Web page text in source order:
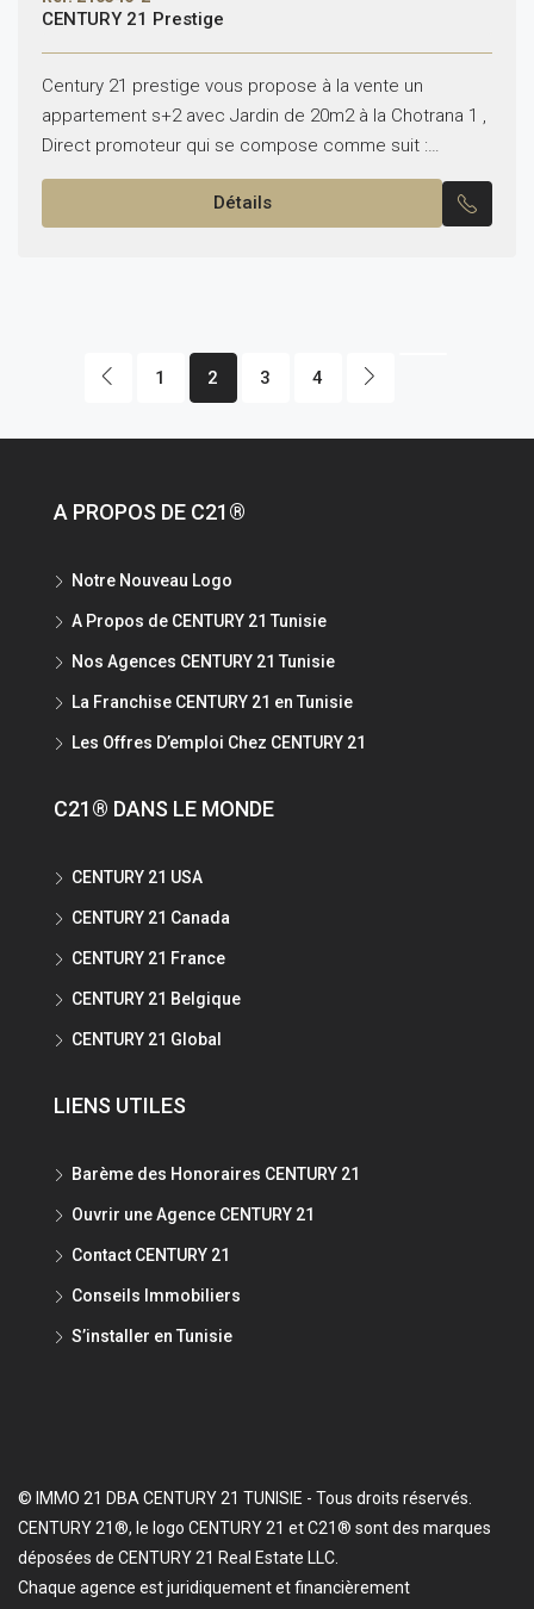
CENTURY 21 Prestige
Century 21 prestige vous propose à la vente un
appartement s+2 avec Jardin de 20m2 à la Chotrana 1 ,
Direct promoteur qui se compose comme suit :
Espace jour : -Salon...
Détails
1 2 3 4
A PROPOS DE C21®
Notre Nouveau Logo
A Propos de CENTURY 21 Tunisie
Nos Agences CENTURY 21 Tunisie
La Franchise CENTURY 21 en Tunisie
Les Offres D’emploi Chez CENTURY 21
C21® DANS LE MONDE
CENTURY 21 USA
CENTURY 21 Canada
CENTURY 21 France
CENTURY 21 Belgique
CENTURY 21 Global
LIENS UTILES
Barème des Honoraires CENTURY 21
Ouvrir une Agence CENTURY 21
Contact CENTURY 21
Conseils Immobiliers
S’installer en Tunisie
© IMMO 21 DBA CENTURY 21 TUNISIE - Tous droits réservés.
CENTURY 21®, le logo CENTURY 21 et C21® sont des marques
déposées de CENTURY 21 Real Estate LLC.
Chaque agence est juridiquement et financièrement